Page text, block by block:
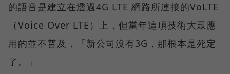
的語音是建立在透過4G LTE 網路所連接的VoLTE
（Voice Over LTE）上，但當年這項技術大眾應
用的並不普及，「新公司沒有3G，那根本是死定
了。」